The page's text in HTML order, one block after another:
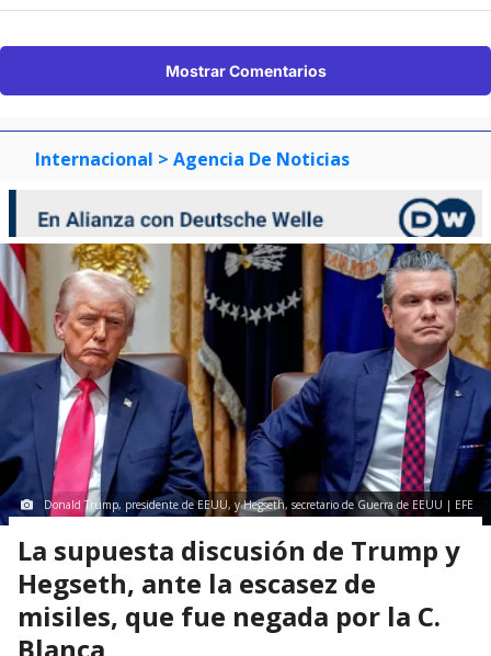
Mostrar Comentarios
Internacional > Agencia De Noticias
Donald Trump, presidente de EEUU, y Hegseth, secretario de Guerra de EEUU | EFE
La supuesta discusión de Trump y
Hegseth, ante la escasez de
misiles, que fue negada por la C.